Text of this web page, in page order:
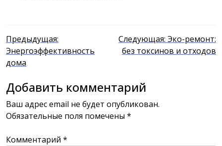
Навигация
по
записям
Предыдущая:
Энергоэффективность
дома
Следующая: Эко-ремонт:
без токсинов и отходов
Добавить комментарий
Ваш адрес email не будет опубликован.
Обязательные поля помечены *
Комментарий *